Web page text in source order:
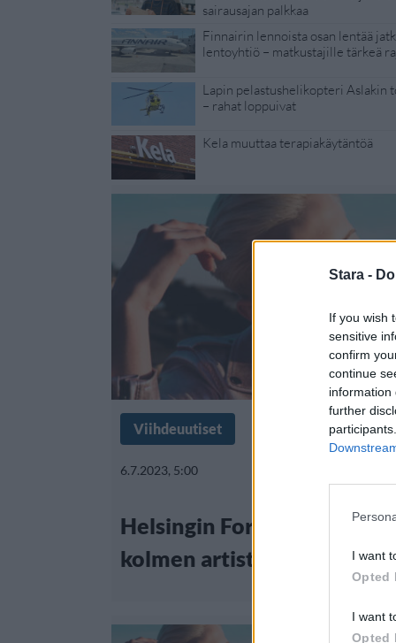
Stara -
If you wish
sensitive
confirm
continue
information
further
I want
Opted
I want
Opted
sairausajan palkkaa
Finnairin lennoista osan lentää
lentoyhtiö – matkustajille tärkeä
Lapin pelastushelikopteri Aslakin
– rahat loppuivat
Kela muuttaa terapiakäytäntöä
Viihdeuutiset
6.7.2023, 5:00
Helsingin Forumissa
kolmen artistin